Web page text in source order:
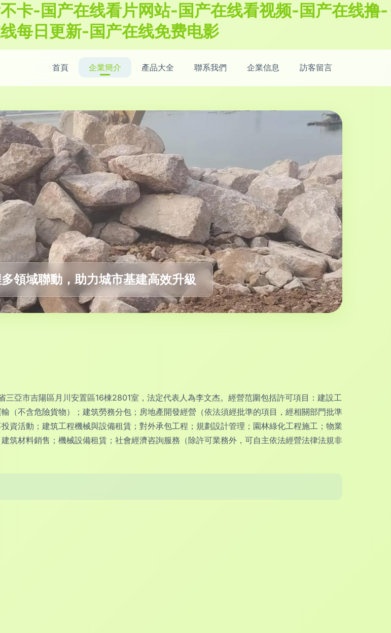
卡-国产在线看片网站-国产在线看视频-国产在线撸-
每日更新-国产在线免费电影
首頁 企業簡介 產品大全 聯系我們 企業信息 訪客留言
領域聯動，助力城市基建高效升級
亞市吉陽區月川安置區16棟2801室，法定代表人為李文杰。經營范圍包括許可項目：建設工
（不含危險貨物）；建筑勞務分包；房地產開發經營（依法須經批準的項目，經相關部門批準
資活動；建筑工程機械與設備租賃；對外承包工程；規劃設計管理；園林綠化工程施工；物業
筑材料銷售；機械設備租賃；社會經濟咨詢服務（除許可業務外，可自主依法經營法律法規非